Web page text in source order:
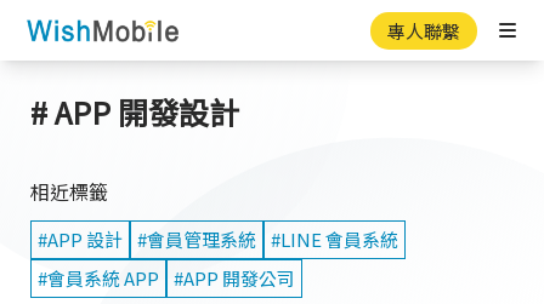
專人聯繫
# APP 開發設計
相近標籤
#APP 設計 #會員管理系統 #LINE 會員系統
#會員系統 APP
#APP 開發公司